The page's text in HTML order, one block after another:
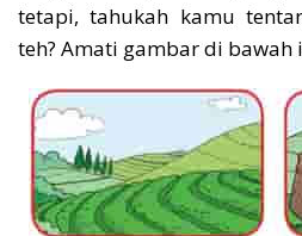
tetapi, tahukah kamu
teh? Amati gambar di bawah